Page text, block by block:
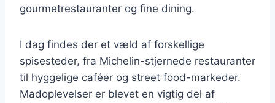
gourmetrestauranter og fine dining.
I dag findes der et væld af forskellige
spisesteder, fra Michelin-stjernede restauranter
til hyggelige caféer og street food-markeder.
Madoplevelser er blevet en vigtig del af